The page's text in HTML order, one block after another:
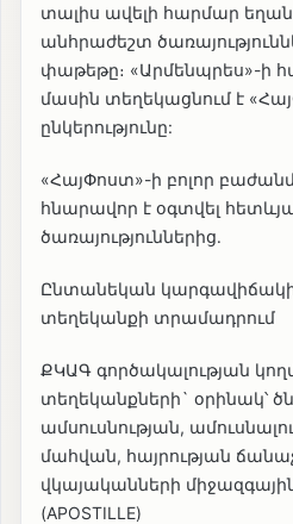
տալիս ավելի հարմար
անհրաժեշտ
փաթեթը։ «Արմենպրես»-ի
մասին տեղեկացնում է
ընկերությունը:
«ՀայՓոստ»-ի բոլոր
հնարավոր է օգտվել
ծառայություններից․
Ընտանեկան կարգավիճակի
տեղեկանքի տրամադրում
ՔԿԱԳ գործակալության
տեղեկանքների` օրինակ՝
ամսուսնության,
մահվան, հայրության
վկայականների
(APOSTILLE)